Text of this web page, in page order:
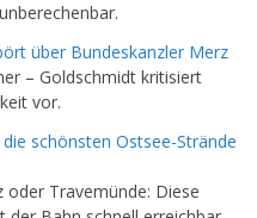
über Bundeskanzler Merz
– Goldschmidt kritisiert
vor.
schönsten Ostsee-Strände
Travemünde: Diese